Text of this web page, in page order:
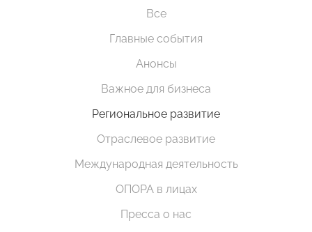
Все
Главные события
Анонсы
Важное для бизнеса
Региональное развитие
Отраслевое развитие
Международная деятельность
ОПОРА в лицах
Пресса о нас